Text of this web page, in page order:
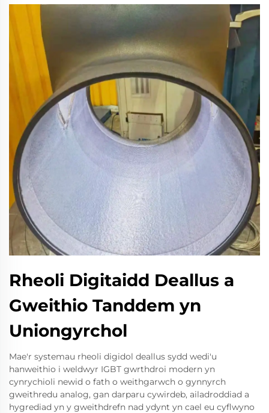
Rheoli Digitaidd Deallus a
Gweithio Tanddem yn
Uniongyrchol
Mae'r systemau rheoli digidol deallus sydd wedi'u
hanweithio i weldwyr IGBT gwrthdroi modern yn
cynrychioli newid o fath o weithgarwch o gynnyrch
gweithredu analog, gan darparu cywirdeb, ailadroddiad a
hygrediad yn y gweithdrefn nad ydynt yn cael eu cyflwyno